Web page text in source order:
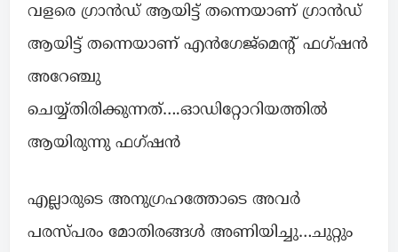
വളരെ ഗ്രാൻഡ് ആയിട്ട് തന്നെയാണ് ഗ്രാൻഡ്
ആയിട്ട് തന്നെയാണ് എൻഗേജ്മെന്റ് ഫഗ്ഷൻ
അറേഞ്ചു
ചെയ്യ്തിരിക്കുന്നത്….ഓഡിറ്റോറിയത്തിൽ
ആയിരുന്നു ഫഗ്ഷൻ
എല്ലാരുടെ അനുഗ്രഹത്തോടെ അവർ
പരസ്പരം മോതിരങ്ങൾ അണിയിച്ചു…ചുറ്റും